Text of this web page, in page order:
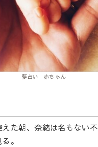
夢占い 赤ちゃん
た朝、奈緒は名もない不
。